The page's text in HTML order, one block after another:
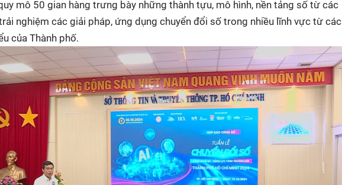
mô 50 gian hàng trưng bày những thành tựu, mô hình, nền tảng số từ các
nghiệm các giải pháp, ứng dụng chuyển đổi số trong nhiều lĩnh vực từ các
của Thành phố.